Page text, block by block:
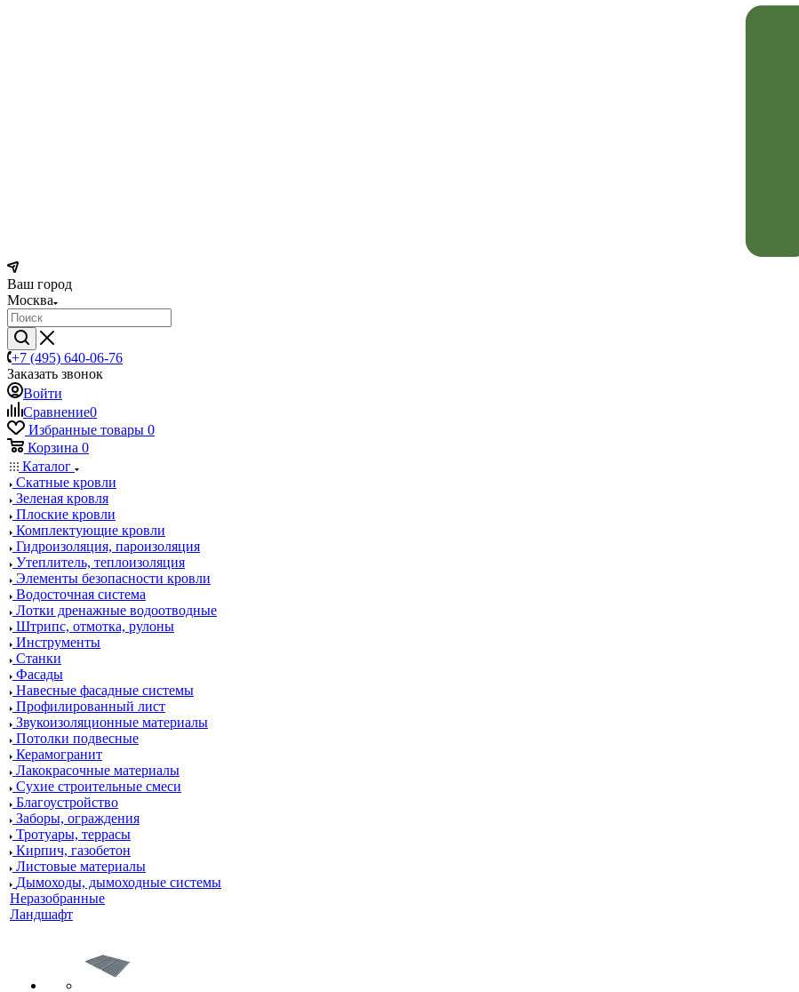
Ваш город
Москва
+7 (495) 640-06-76
Заказать звонок
Войти
Сравнение0
Избранные товары 0
Корзина 0
Каталог
Скатные кровли
Зеленая кровля
Плоские кровли
Комплектующие кровли
Гидроизоляция, пароизоляция
Утеплитель, теплоизоляция
Элементы безопасности кровли
Водосточная система
Лотки дренажные водоотводные
Штрипс, отмотка, рулоны
Инструменты
Станки
Фасады
Навесные фасадные системы
Профилированный лист
Звукоизоляционные материалы
Потолки подвесные
Керамогранит
Лакокрасочные материалы
Сухие строительные смеси
Благоустройство
Заборы, ограждения
Тротуары, террасы
Кирпич, газобетон
Листовые материалы
Дымоходы, дымоходные системы
Неразобранные
Ландшафт